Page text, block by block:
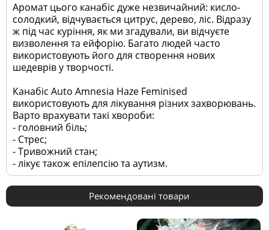
Аромат цього канабіс дуже незвичайний: кисло-
солодкий, відчувається цитрус, дерево, ліс. Відразу
ж під час куріння, як ми згадували, ви відчуєте
визволення та ейфорію. Багато людей часто
використовують його для створення нових
шедеврів у творчості.
Канабіс Auto Amnesia Haze Feminised
використовують для лікування різних захворювань.
Варто врахувати такі хвороби:
- головний біль;
- Стрес;
- Тривожний стан;
- лікує також епілепсію та аутизм.
Рекомендовані товари